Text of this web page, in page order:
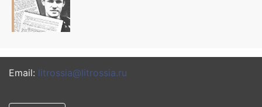
Email: litrossia@litrossia.ru